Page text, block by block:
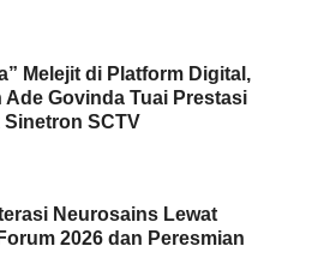
Melejit di Platform Digital,
Govinda Tuai Prestasi
SCTV
Neurosains Lewat
2026 dan Peresmian